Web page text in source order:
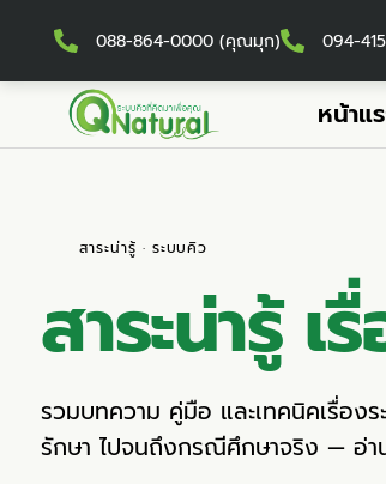
088-864-0000 (คุณมุก) 094-
หน้าแ
สาระน่ารู้ · ระบบคิว
สาระน่ารู้ เ
รวมบทความ คู่มือ และเทคนิคเรื่อง
รักษา ไปจนถึงกรณีศึกษาจริง — อ่า